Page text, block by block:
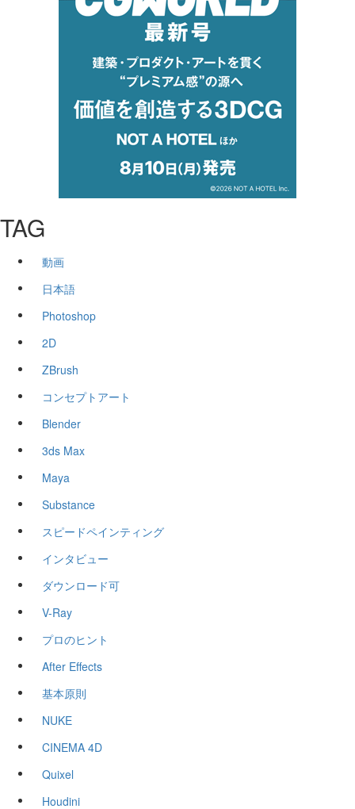
TAG
動画
日本語
Photoshop
2D
ZBrush
コンセプトアート
Blender
3ds Max
Maya
Substance
スピードペインティング
インタビュー
ダウンロード可
V-Ray
プロのヒント
After Effects
基本原則
NUKE
CINEMA 4D
Quixel
Houdini